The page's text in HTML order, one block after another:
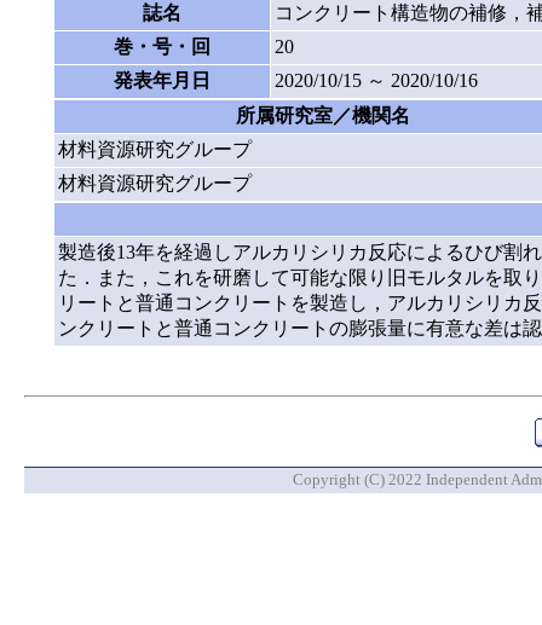
誌名
コンクリート構造物の補修，
巻・号・回
20
発表年月日
2020/10/15 ～ 2020/10/16
所属研究室／機関名
材料資源研究グループ
材料資源研究グループ
製造後13年を経過しアルカリシリカ反応によるひび割
た．また，これを研磨して可能な限り旧モルタルを取
リートと普通コンクリートを製造し，アルカリシリカ
ンクリートと普通コンクリートの膨張量に有意な差は
Copyright (C) 2022 Independent